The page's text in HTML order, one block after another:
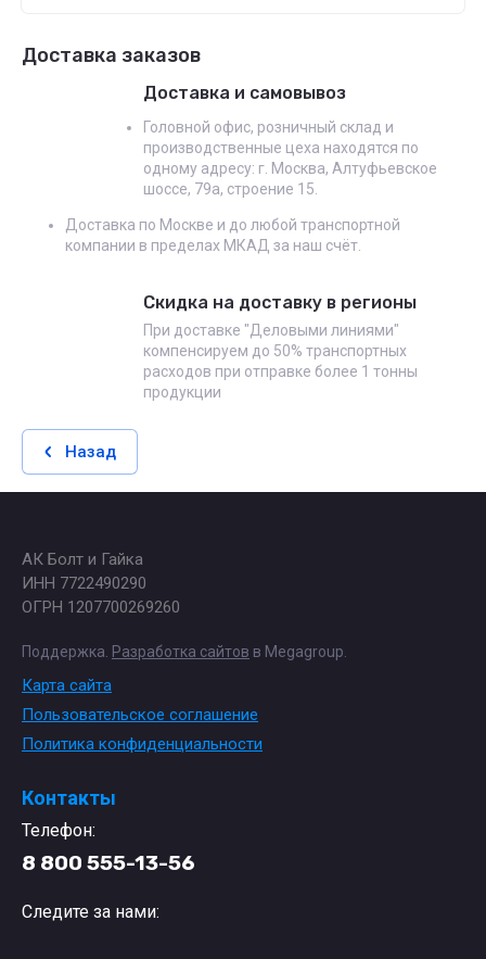
Доставка заказов
Доставка и самовывоз
Головной офис, розничный склад и
производственные цеха находятся по
одному адресу: г. Москва, Алтуфьевское
шоссе, 79а, строение 15.
Доставка по Москве и до любой транспортной
компании в пределах МКАД за наш счёт.
Скидка на доставку в регионы
При доставке "Деловыми линиями"
компенсируем до 50% транспортных
расходов при отправке более 1 тонны
продукции
Назад
АК Болт и Гайка
ИНН 7722490290
ОГРН 1207700269260
Поддержка. Разработка сайтов в Megagroup.
Карта сайта
Пользовательское соглашение
Политика конфиденциальности
Контакты
Телефон:
8 800 555-13-56
Следите за нами: